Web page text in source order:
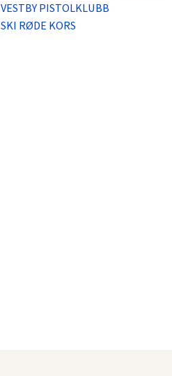
VESTBY PISTOLKLUBB
SKI RØDE KORS